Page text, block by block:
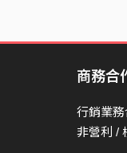
路边吹来的
颠覆记忆打
残破云朵化成
商務合
行銷業
非營利 /